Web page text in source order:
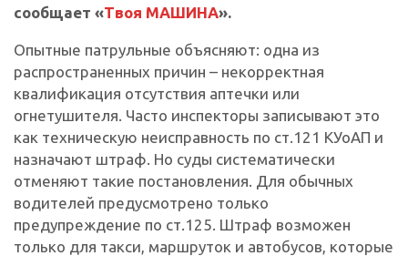
сообщает «Твоя МАШИНА».
Опытные патрульные объясняют: одна из
распространенных причин – некорректная
квалификация отсутствия аптечки или
огнетушителя. Часто инспекторы записывают это
как техническую неисправность по ст.121 КУоАП и
назначают штраф. Но суды систематически
отменяют такие постановления. Для обычных
водителей предусмотрено только
предупреждение по ст.125. Штраф возможен
только для такси, маршруток и автобусов, которые